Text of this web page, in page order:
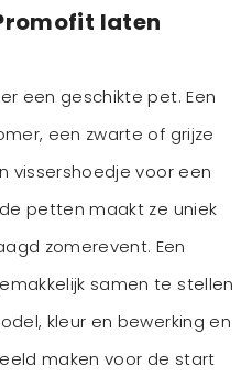
laten
een geschikte pet. Een
een zwarte of grijze
vissershoedje voor een
petten maakt ze uniek
zomerevent. Een
samen te stellen
kleur en bewerking en
maken voor de start